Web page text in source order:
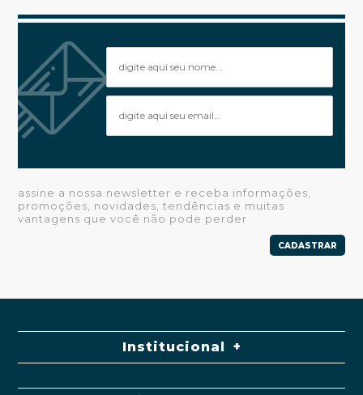
assine a nossa newsletter e receba informações,
promoções, novidades, tendências e muitas
vantagens que você não pode perder
CADASTRAR
Institucional